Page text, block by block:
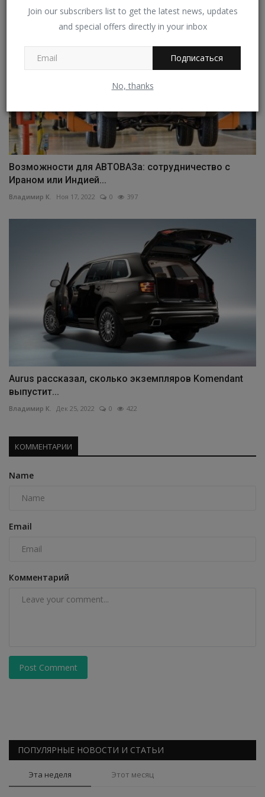
Join our subscribers list to get the latest news, updates
and special offers directly in your inbox
Подписаться
No, thanks
Возможности для АВТОВАЗа: сотрудничество с
Ираном или Индией...
Владимир К. Ноя 17, 2022 0 397
Aurus рассказал, сколько экземпляров Komendant
выпустит...
Владимир К. Дек 25, 2022 0 422
КОММЕНТАРИИ
Name
Email
Комментарий
Post Comment
ПОПУЛЯРНЫЕ НОВОСТИ И СТАТЬИ
Эта неделя Этот месяц